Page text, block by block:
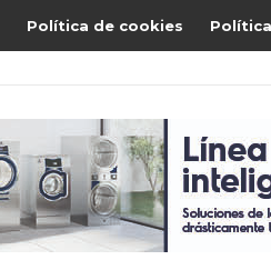
Política de cookies